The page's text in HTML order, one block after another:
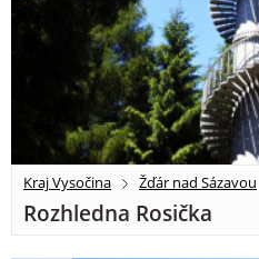
Kraj Vysočina Žďár nad Sázavou
Rozhledna Rosička